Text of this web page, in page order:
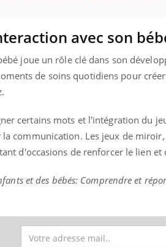
avec son
joue un rôle clé dans son
de soins quotidiens pour
certains mots et l'intégration du
communication. Les jeux de
d'occasions de renforcer le lien
et des bébés: Comprendre et